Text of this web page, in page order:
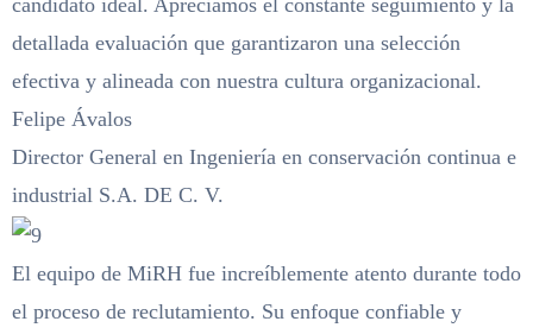
detallada evaluación que garantizaron una selección
efectiva y alineada con nuestra cultura organizacional.
Felipe Ávalos
Director General en Ingeniería en conservación continua e
industrial S.A. DE C. V.
El equipo de MiRH fue increíblemente atento durante todo
el proceso de reclutamiento. Su enfoque confiable y